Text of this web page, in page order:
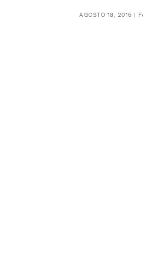
AGOSTO 18, 2016